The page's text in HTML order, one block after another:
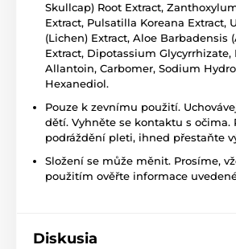
Skullcap) Root Extract,
Extract, Pulsatilla Koreana Extract,
(Lichen) Extract, Aloe Barbadensis
Extract, Dipotassium
Allantoin, Carbomer, Sodium
Hexanediol.
Pouze k zevnímu použití.
dětí. Vyhněte se kontaktu s očima.
podráždění pleti, ihned přestaňte
Složení se může měnit. Prosíme,
použitím ověřte informace
Diskusia